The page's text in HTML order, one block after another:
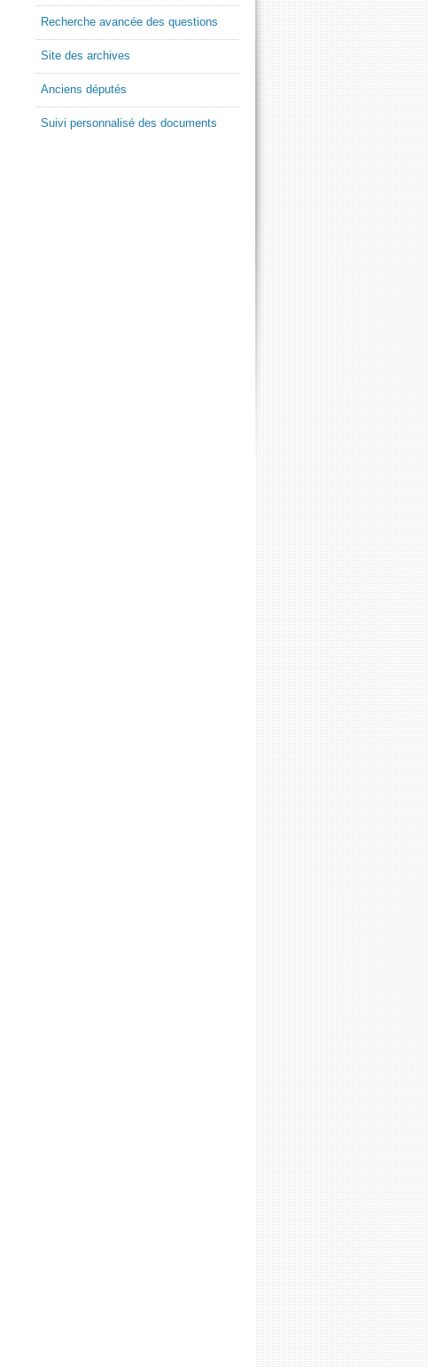
Recherche avancée des questions
Site des archives
Anciens députés
Suivi personnalisé des documents